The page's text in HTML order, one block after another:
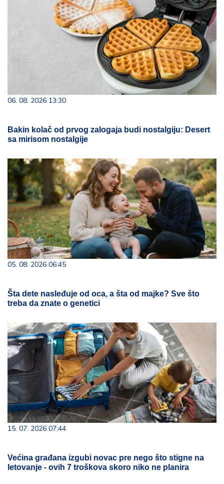
06. 08. 2026 13:30
Bakin kolač od prvog zalogaja budi nostalgiju: Desert
sa mirisom nostalgije
05. 08. 2026 06:45
Šta dete nasleđuje od oca, a šta od majke? Sve što
treba da znate o genetici
15. 07. 2026 07:44
Većina građana izgubi novac pre nego što stigne na
letovanje - ovih 7 troškova skoro niko ne planira